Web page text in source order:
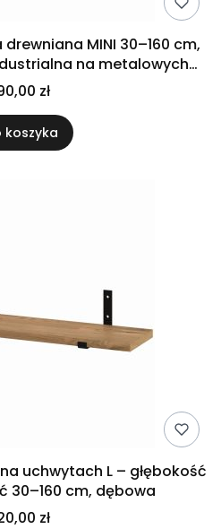
MINI 30–160 cm,
na metalowych
zł
koszyka
uchwytach L – głębokość
30–160 cm, dębowa
zł